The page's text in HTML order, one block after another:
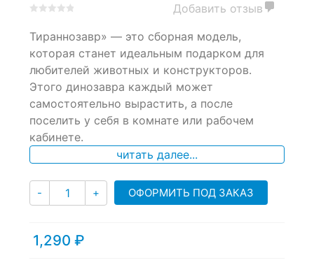
out
on
customer
ratings
Добавить отзыв
Тираннозавр» — это сборная модель,
которая станет идеальным подарком для
любителей животных и конструкторов.
Этого динозавра каждый может
самостоятельно вырастить, а после
поселить у себя в комнате или рабочем
кабинете.
читать далее...
- Количество
+ ОФОРМИТЬ ПОД ЗАКАЗ
1,290 ₽